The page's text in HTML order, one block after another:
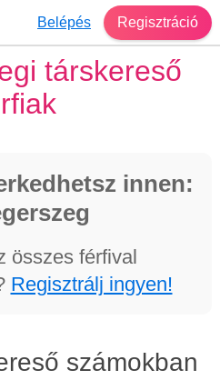
Belépés Regisztráció
társkereső
innen:
összes férfival
Regisztrálj ingyen!
számokban